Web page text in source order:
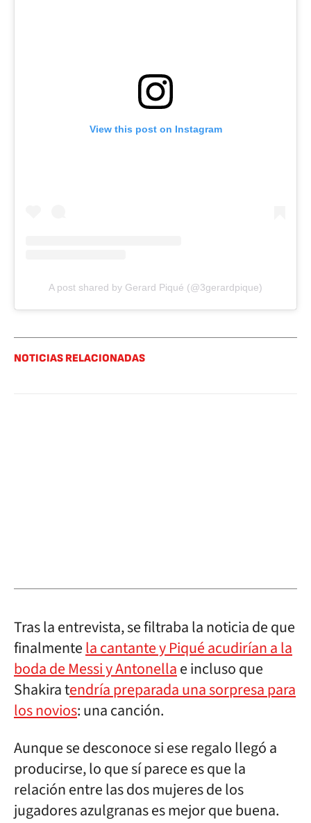
View this post on Instagram
A post shared by Gerard Piqué (@3gerardpique)
NOTICIAS RELACIONADAS
Tras la entrevista, se filtraba la noticia de que
finalmentela cantante y Piqué acudirían a la
boda de Messi y Antonellae incluso que
Shakira tendría preparada una sorpresa para
los novios: una canción.
Aunque se desconoce si ese regalo llegó a
producirse, lo que sí parece es que la
relación entre las dos mujeres de los
jugadores azulgranas es mejor que buena.